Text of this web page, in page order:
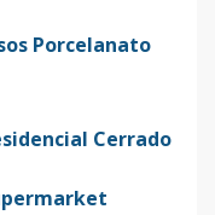
Porcelanato
Cerrado